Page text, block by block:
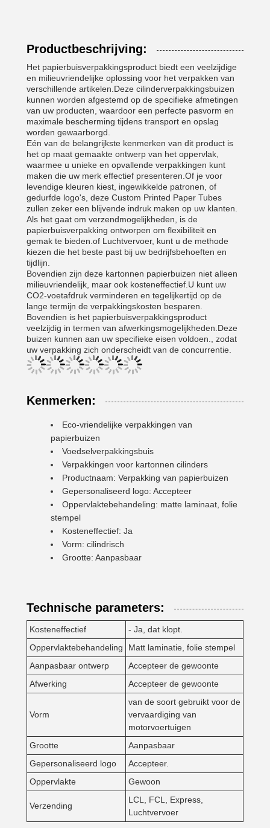
Productbeschrijving:
Het papierbuisverpakkingsproduct biedt een veelzijdige
en milieuvriendelijke oplossing voor het verpakken van
verschillende artikelen.Deze cilinderverpakkingsbuizen
kunnen worden afgestemd op de specifieke afmetingen
van uw producten, waardoor een perfecte pasvorm en
maximale bescherming tijdens transport en opslag
worden gewaarborgd.
Eén van de belangrijkste kenmerken van dit product is
het op maat gemaakte ontwerp van het oppervlak,
waarmee u unieke en opvallende verpakkingen kunt
maken die uw merk effectief presenteren.Of je voor
levendige kleuren kiest, ingewikkelde patronen, of
gedurfde logo's, deze Custom Printed Paper Tubes
zullen zeker een blijvende indruk maken op uw klanten.
Als het gaat om verzendmogelijkheden, is de
papierbuisverpakking ontworpen om flexibiliteit en
gemak te bieden.of Luchtvervoer, kunt u de methode
kiezen die het beste past bij uw bedrijfsbehoeften en
tijdlijn.
Bovendien zijn deze kartonnen papierbuizen niet alleen
milieuvriendelijk, maar ook kosteneffectief.U kunt uw
CO2-voetafdruk verminderen en tegelijkertijd op de
lange termijn de verpakkingskosten besparen.
Bovendien is het papierbuisverpakkingsproduct
veelzijdig in termen van afwerkingsmogelijkheden.Deze
buizen kunnen aan uw specifieke eisen voldoen., zodat
uw verpakking zich onderscheidt van de concurrentie.
Kenmerken:
Eco-vriendelijke verpakkingen van
papierbuizen
Voedselverpakkingsbuis
Verpakkingen voor kartonnen cilinders
Productnaam: Verpakking van papierbuizen
Gepersonaliseerd logo: Accepteer
Oppervlaktebehandeling: matte laminaat, folie
stempel
Kosteneffectief: Ja
Vorm: cilindrisch
Grootte: Aanpasbaar
Technische parameters:
Kosteneffectief
- Ja, dat klopt.
Oppervlaktebehandeling
Matt laminatie, folie stempel
Aanpasbaar ontwerp
Accepteer de gewoonte
Afwerking
Accepteer de gewoonte
Vorm
van de soort gebruikt voor de
vervaardiging van
motorvoertuigen
Grootte
Aanpasbaar
Gepersonaliseerd logo
Accepteer.
Oppervlakte
Gewoon
Verzending
LCL, FCL, Express,
Luchtvervoer